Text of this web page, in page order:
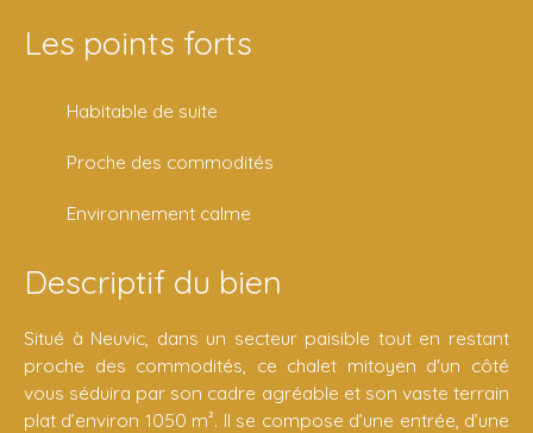
Les points forts
Habitable de suite
Proche des commodités
Environnement calme
Descriptif du bien
Situé à Neuvic, dans un secteur paisible tout en restant
proche des commodités, ce chalet mitoyen d'un côté
vous séduira par son cadre agréable et son vaste terrain
plat d’environ 1050 m². Il se compose d’une entrée, d’une